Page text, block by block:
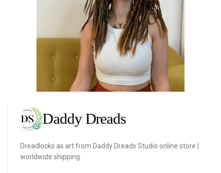
Dreadlocks as art from Daddy Dreads Studio online store |
worldwide shipping.